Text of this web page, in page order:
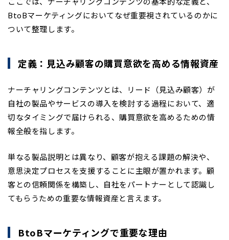
BtoBマーケティングにおいてなぜ重要視されているのかに
ついて整理します。
定義：見込み顧客の購買意欲を高める情報資産
ナーチャリングコンテンツとは、リード（見込み顧客）が
自社の製品やサービスの導入を検討する過程において、適
切なタイミングで届けられる、購買意欲を高めるための情
報全般を指します。
単なる製品説明とは異なり、顧客が抱える課題の解決や、
意思決定プロセスを支援することに主眼が置かれます。顧
客との信頼関係を構築し、自社をパートナーとして認識し
てもらうための重要な情報資産と言えます。
BtoBマーケティングで重要な理由